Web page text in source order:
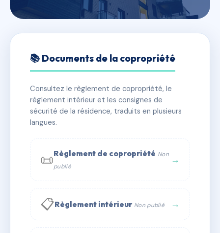
38 COURS GAMBETTA
✓ Immatriculée 🏠 59 lots 🏗 1 bâtiment(s)
📞 Contacter Syndic Digital
📚 Documents de la copropriété
Consultez le règlement de copropriété, le
règlement intérieur et les consignes de
sécurité de la résidence, traduits en plusieurs
langues.
📜Règlement de copropriété Non
publié
→
📋Règlement intérieur Non publié →